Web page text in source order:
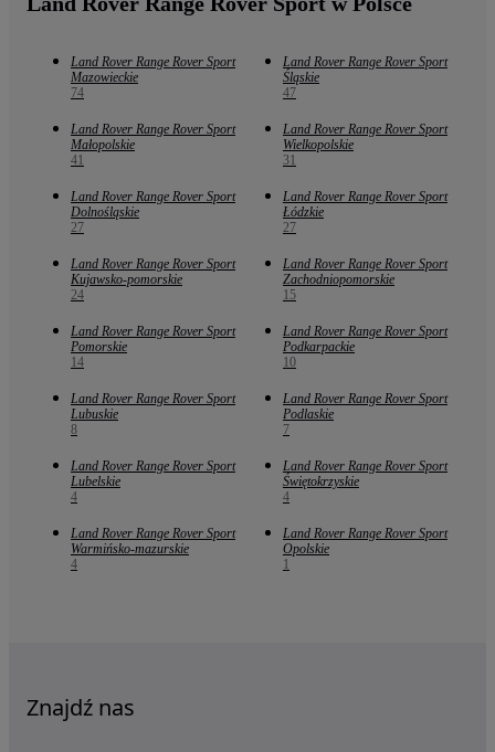
Land Rover Range Rover Sport
Mazowieckie
74
Land Rover Range Rover Sport
Śląskie
47
Land Rover Range Rover Sport
Małopolskie
41
Land Rover Range Rover Sport
Wielkopolskie
31
Land Rover Range Rover Sport
Dolnośląskie
27
Land Rover Range Rover Sport
Łódzkie
27
Land Rover Range Rover Sport
Kujawsko-pomorskie
24
Land Rover Range Rover Sport
Zachodniopomorskie
15
Land Rover Range Rover Sport
Pomorskie
14
Land Rover Range Rover Sport
Podkarpackie
10
Land Rover Range Rover Sport
Lubuskie
8
Land Rover Range Rover Sport
Podlaskie
7
Land Rover Range Rover Sport
Lubelskie
4
Land Rover Range Rover Sport
Świętokrzyskie
4
Land Rover Range Rover Sport
Warmińsko-mazurskie
4
Land Rover Range Rover Sport
Opolskie
1
Znajdź nas